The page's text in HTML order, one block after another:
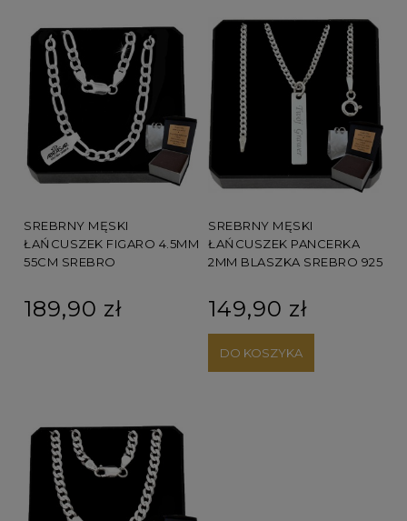
SREBRNY MĘSKI
ŁAŃCUSZEK FIGARO 4.5MM
55CM SREBRO
189,90 zł
SREBRNY MĘSKI
ŁAŃCUSZEK PANCERKA
2MM BLASZKA SREBRO 925
149,90 zł
DO KOSZYKA